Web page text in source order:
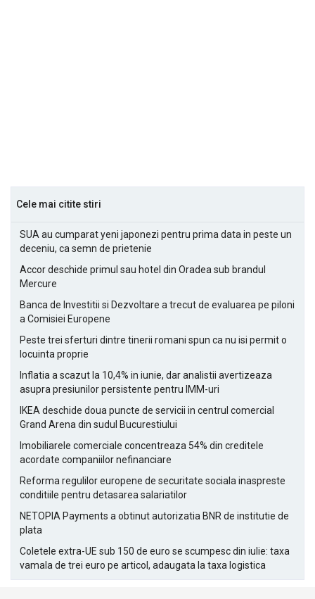
Cele mai citite stiri
SUA au cumparat yeni japonezi pentru prima data in peste un
deceniu, ca semn de prietenie
Accor deschide primul sau hotel din Oradea sub brandul
Mercure
Banca de Investitii si Dezvoltare a trecut de evaluarea pe piloni
a Comisiei Europene
Peste trei sferturi dintre tinerii romani spun ca nu isi permit o
locuinta proprie
Inflatia a scazut la 10,4% in iunie, dar analistii avertizeaza
asupra presiunilor persistente pentru IMM-uri
IKEA deschide doua puncte de servicii in centrul comercial
Grand Arena din sudul Bucurestiului
Imobiliarele comerciale concentreaza 54% din creditele
acordate companiilor nefinanciare
Reforma regulilor europene de securitate sociala inaspreste
conditiile pentru detasarea salariatilor
NETOPIA Payments a obtinut autorizatia BNR de institutie de
plata
Coletele extra-UE sub 150 de euro se scumpesc din iulie: taxa
vamala de trei euro pe articol, adaugata la taxa logistica